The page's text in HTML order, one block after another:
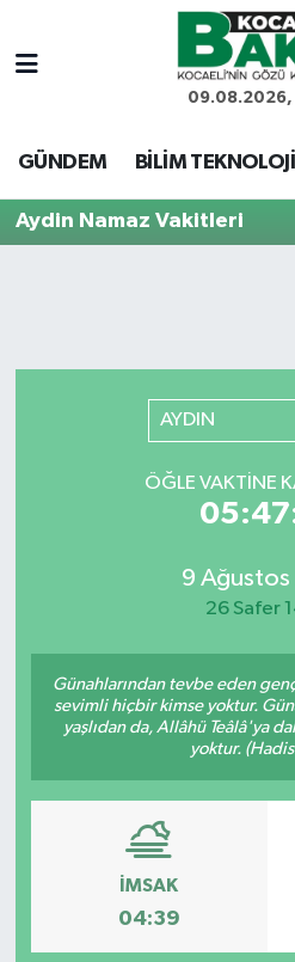
09.08.2026,
GÜNDEM BİLİM TEKNOLOJİ
Aydin Namaz Vakitleri
AYDIN
ÖĞLE VAKTINE
9
26 Safer
Günahlarından tevbe eden
sevimli hiçbir kimse yoktur.
yaşlıdan da, Allâhü Teâlâ'ya
yoktur.
İMSAK
04:39
Kocaeli Nöbetçi
Kocaeli Hava Durumu
Kocaeli Trafik Yoğunluk
Son Dakika Haberleri